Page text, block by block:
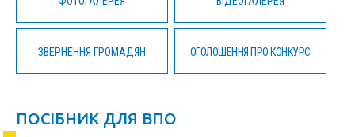
ЗВЕРНЕННЯ ГРОМАДЯН ОГОЛОШЕННЯ ПРО КОНКУРС
ПОСІБНИК ДЛЯ ВПО